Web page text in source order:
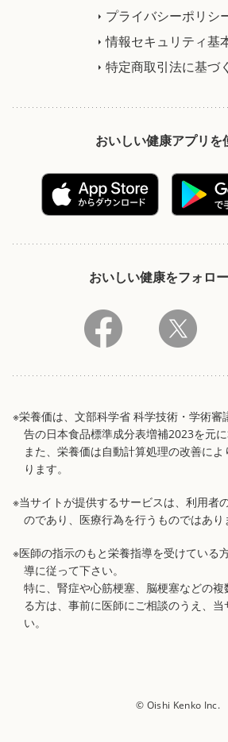
プライバシーポリシ
情報セキュリティ基
特定商取引法に基づ
おいしい健康アプリを
おいしい健康をフォロ
※栄養価は、文部科学省 科学技術・学術審
告の日本食品標準成分表増補2023を元に
また、栄養価は自動計算処理の改善に
ります。
※当サイトが提供するサービスは、利用者
のであり、医療行為を行うものではあり
※医師の指示のもと栄養指導を受けている
導に従って下さい。
特に、腎症や心筋梗塞、脳梗塞などの
る方は、事前に医師にご相談のうえ、当
い。
© Oishi Kenko Inc.